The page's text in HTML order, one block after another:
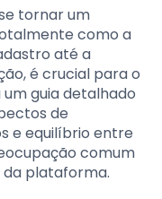
tornar um
como a
até a
é crucial para o
guia detalhado
de
e equilíbrio entre
comum
plataforma.